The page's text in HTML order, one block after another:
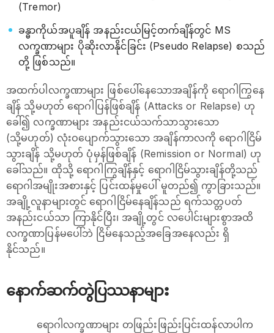
(Tremor)
ခန္ဓာကိုယ်အပူချိန် အနည်းငယ်မြင့်တက်ချိန်တွင် MS
လက္ခဏာများ ပိုဆိုးလာနိုင်ခြင်း (Pseudo Relapse) စသည်
တို့ ဖြစ်သည်။
အထက်ပါလက္ခဏာများ ဖြစ်ပေါ်နေသောအချိန်ကို ရောဂါကြွနေ
ချိန် သို့မဟုတ် ရောဂါပြန်ဖြစ်ချိန် (Attacks or Relapse) ဟု
ခေါ်၍ လက္ခဏာများ အနည်းငယ်သက်သာသွားသော
(သို့မဟုတ်) လုံးဝပျောက်သွားသော အချိန်ကာလကို ရောဂါငြိမ်
သွားချိန် သို့မဟုတ် ပုံမှန်ဖြစ်ချိန် (Remission or Normal) ဟု
ခေါ်သည်။ ထိုသို့ ရောဂါကြွချိန်နှင့် ရောဂါငြိမ်သွားချိန်တို့သည်
ရောဂါအမျိုးအစားနှင့် ပြင်းထန်မှုပေါ် မူတည်၍ ကွာခြားသည်။
အချို့လူနာများတွင် ရောဂါငြိမ်နေချိန်သည် ရက်သတ္တပတ်
အနည်းငယ်သာ ကြာနိုင်ပြီး၊ အချို့တွင် လပေါင်းများစွာအထိ
လက္ခဏာပြန်မပေါ်ဘဲ ငြိမ်နေသည့်အခြေအနေလည်း ရှိ
နိုင်သည်။
နောက်ဆက်တွဲပြဿနာများ
ရောဂါလက္ခဏာများ တဖြည်းဖြည်းပြင်းထန်လာပါက